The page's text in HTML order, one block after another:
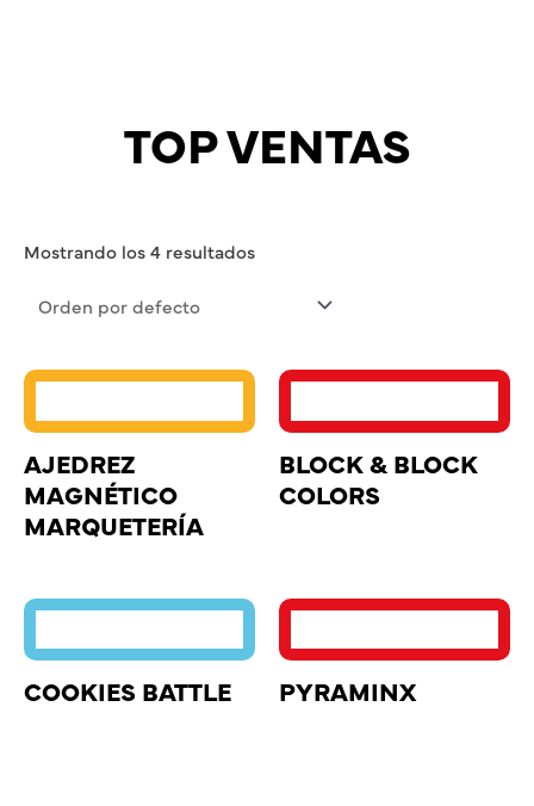
TOP VENTAS
Mostrando los 4 resultados
AJEDREZ
MAGNÉTICO
MARQUETERÍA
BLOCK & BLOCK
COLORS
COOKIES BATTLE PYRAMINX